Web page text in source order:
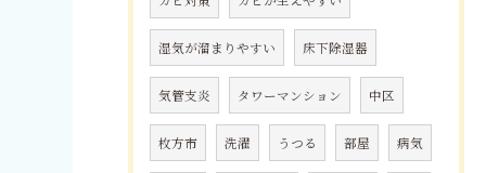
湿気が溜まりやすい 床下除湿器
気管支炎 タワーマンション 中区
枚方市 洗濯 うつる 部屋 病気